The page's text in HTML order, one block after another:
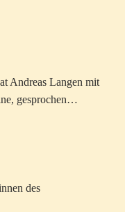
Andreas Langen mit
gesprochen…
des